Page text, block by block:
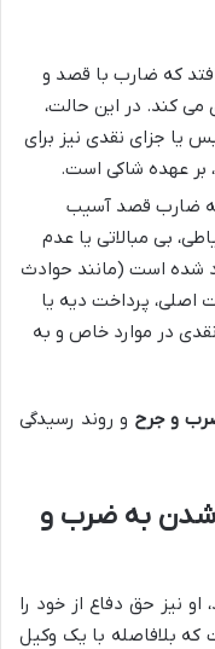
که ضارب با قصد و
می کند. در این حالت،
یا جزای نقدی نیز برای
بر عهده شاکی است.
ضارب قصد آسیب
بی مبالاتی یا عدم
شده است (مانند حوادث
اصلی، پرداخت دیه یا
در موارد خاص و به
و جرح و روند رسیدگی
شدن به ضرب و
نیز حق دفاع از خود را
که بلافاصله با یک وکیل